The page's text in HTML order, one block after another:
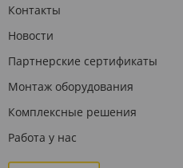
Контакты
Новости
Партнерские сертификаты
Монтаж оборудования
Комплексные решения
Работа у нас